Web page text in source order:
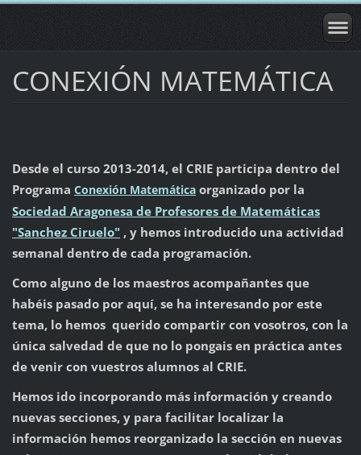
CONEXIÓN MATEMÁTICA
Desde el curso 2013-2014, el CRIE participa dentro del
Programa Conexión Matemáticaorganizado por la
Sociedad Aragonesa de Profesores de Matemáticas
"Sanchez Ciruelo" , y hemos introducido una actividad
semanal dentro de cada programación.
Como alguno de los maestros acompañantes que
habéis pasado por aquí, se ha interesando por este
tema, lo hemos querido compartir con vosotros, con la
única salvedad de que no lo pongais en práctica antes
de venir con vuestros alumnos al CRIE.
Hemos ido incorporando más información y creando
nuevas secciones, y para facilitar localizar la
información hemos reorganizado la sección en nuevas